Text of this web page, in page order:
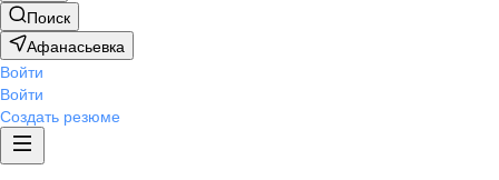
Поиск
Афанасьевка
Войти
Войти
Создать резюме